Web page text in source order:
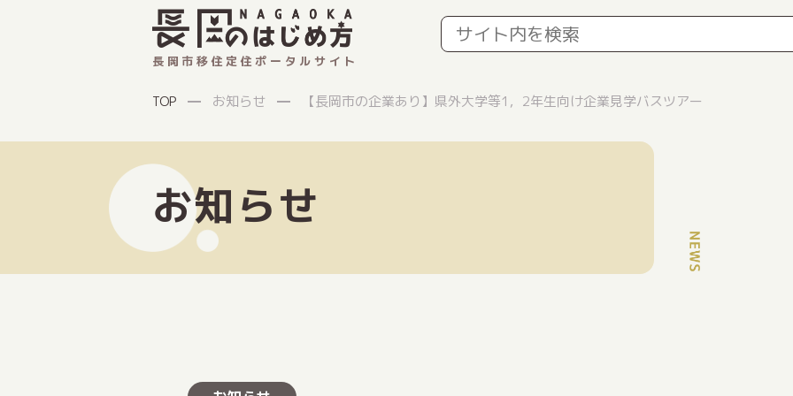
長岡市移住定住ポータルサイト
TOP お知らせ 【長岡市の企業あり】県外大学等1，2年生向け企業見学バスツアー
お知らせ